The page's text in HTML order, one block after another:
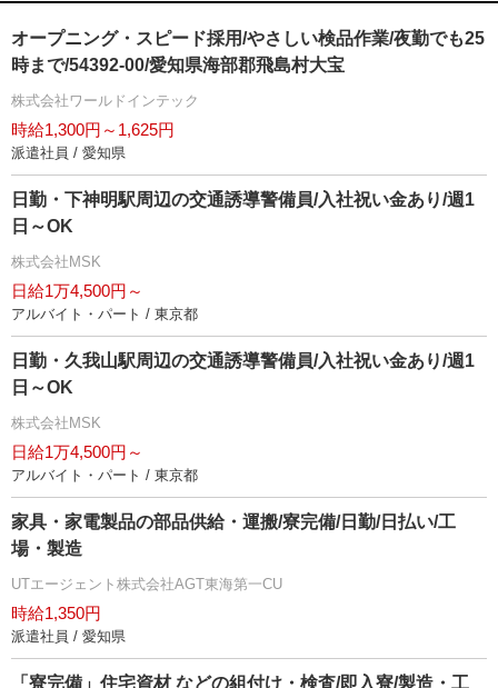
オープニング・スピード採用/やさしい検品作業/夜勤でも25
時まで/54392-00/愛知県海部郡飛島村大宝
株式会社ワールドインテック
時給1,300円～1,625円
派遣社員 / 愛知県
日勤・下神明駅周辺の交通誘導警備員/入社祝い金あり/週1
日～OK
株式会社MSK
日給1万4,500円～
アルバイト・パート / 東京都
日勤・久我山駅周辺の交通誘導警備員/入社祝い金あり/週1
日～OK
株式会社MSK
日給1万4,500円～
アルバイト・パート / 東京都
家具・家電製品の部品供給・運搬/寮完備/日勤/日払い/工
場・製造
UTエージェント株式会社AGT東海第一CU
時給1,350円
派遣社員 / 愛知県
「寮完備」住宅資材 などの組付け・検査/即入寮/製造・工